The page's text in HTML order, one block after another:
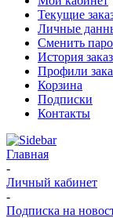
Текущие
Личные
Сменить
История
Профили
Корзина
Подписки
Контакты
Главная
-
Личный кабинет
-
Подписка на